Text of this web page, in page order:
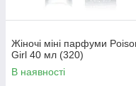
Жіночі міні парфуми
Girl 40 мл (320)
В наявності